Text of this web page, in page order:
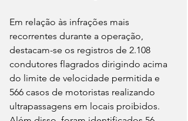
Em relação às infrações mais
recorrentes durante a operação,
destacam-se os registros de 2.108
condutores flagrados dirigindo acima
do limite de velocidade permitida e
566 casos de motoristas realizando
ultrapassagens em locais proibidos.